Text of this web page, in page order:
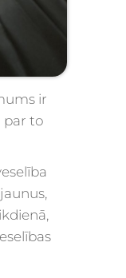
ir
par to